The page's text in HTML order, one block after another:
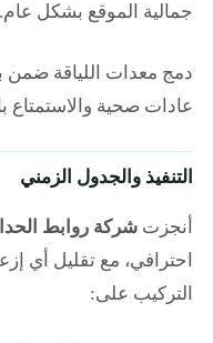
جمالية الموقع بشكل عام.
دمج معدات اللياقة ضمن
عادات صحية والاستمتاع
التنفيذ والجدول الزمني
أنجزت شركة روابط
احترافي، مع تقليل أي
التركيب على: